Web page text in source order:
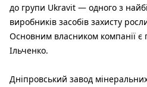
до групи Ukravit — одного з
виробників засобів захисту
Основним власником компанії є
Ільченко.
Дніпровський завод